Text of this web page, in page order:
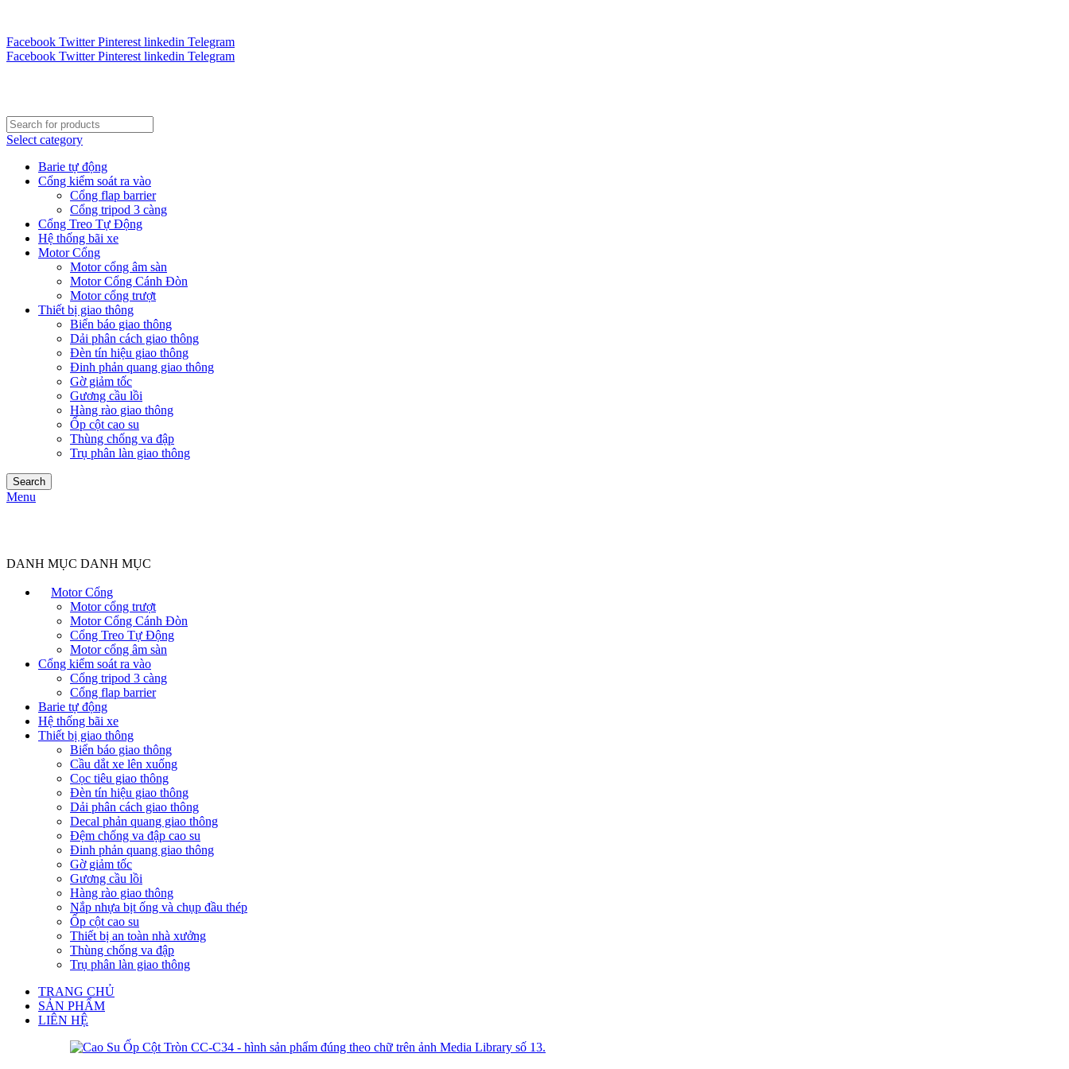
Facebook Twitter Pinterest linkedin Telegram
Facebook Twitter Pinterest linkedin Telegram
Select category
Barie tự động
Cổng kiểm soát ra vào
Cổng flap barrier
Cổng tripod 3 càng
Cổng Treo Tự Động
Hệ thống bãi xe
Motor Cổng
Motor cổng âm sàn
Motor Cổng Cánh Đòn
Motor cổng trượt
Thiết bị giao thông
Biển báo giao thông
Dải phân cách giao thông
Đèn tín hiệu giao thông
Đinh phản quang giao thông
Gờ giảm tốc
Gương cầu lồi
Hàng rào giao thông
Ốp cột cao su
Thùng chống va đập
Trụ phân làn giao thông
Search
Menu
DANH MỤC DANH MỤC
Motor Cổng
Motor cổng trượt
Motor Cổng Cánh Đòn
Cổng Treo Tự Động
Motor cổng âm sàn
Cổng kiểm soát ra vào
Cổng tripod 3 càng
Cổng flap barrier
Barie tự động
Hệ thống bãi xe
Thiết bị giao thông
Biển báo giao thông
Cầu dắt xe lên xuống
Cọc tiêu giao thông
Đèn tín hiệu giao thông
Dải phân cách giao thông
Decal phản quang giao thông
Đệm chống va đập cao su
Đinh phản quang giao thông
Gờ giảm tốc
Gương cầu lồi
Hàng rào giao thông
Nắp nhựa bịt ống và chụp đầu thép
Ốp cột cao su
Thiết bị an toàn nhà xưởng
Thùng chống va đập
Trụ phân làn giao thông
TRANG CHỦ
SẢN PHẨM
LIÊN HỆ